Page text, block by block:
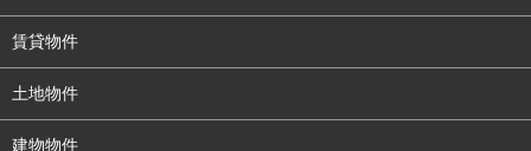
賃貸物件
土地物件
建物物件